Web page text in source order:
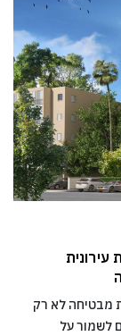
מבטיחה לא רק
לשמור על